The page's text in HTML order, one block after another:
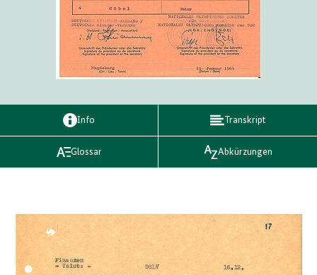
Info Transkript
Glossar Abkürzungen